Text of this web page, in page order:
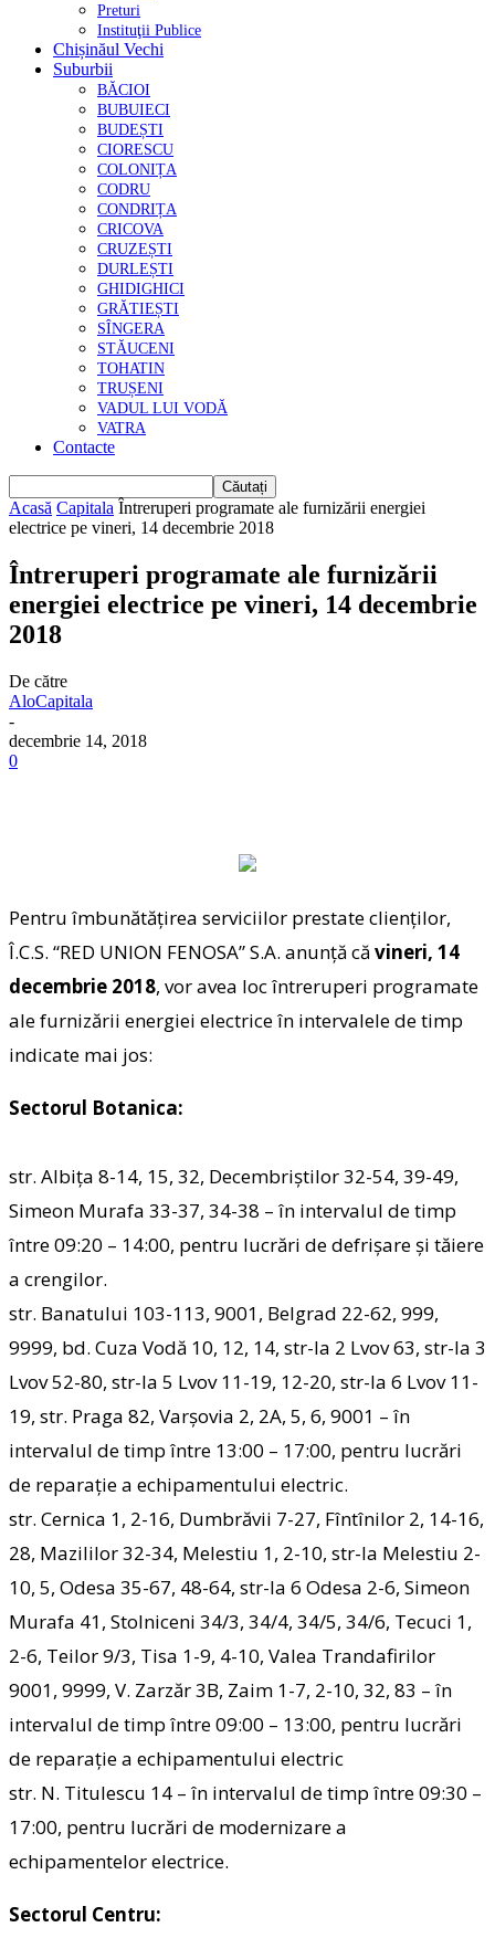
Preturi
Instituţii Publice
Chișinăul Vechi
Suburbii
BĂCIOI
BUBUIECI
BUDEȘTI
CIORESCU
COLONIȚA
CODRU
CONDRIȚA
CRICOVA
CRUZEȘTI
DURLEȘTI
GHIDIGHICI
GRĂTIEȘTI
SÎNGERA
STĂUCENI
TOHATIN
TRUȘENI
VADUL LUI VODĂ
VATRA
Contacte
Acasă Capitala Întreruperi programate ale furnizării energiei
electrice pe vineri, 14 decembrie 2018
Întreruperi programate ale furnizării
energiei electrice pe vineri, 14 decembrie
2018
De către
AloCapitala
-
decembrie 14, 2018
0
Pentru îmbunătăţirea serviciilor prestate clienţilor,
Î.C.S. “RED UNION FENOSA” S.A. anunţă că vineri, 14
decembrie 2018, vor avea loc întreruperi programate
ale furnizării energiei electrice în intervalele de timp
indicate mai jos:
Sectorul Botanica:
str. Albița 8-14, 15, 32, Decembriștilor 32-54, 39-49,
Simeon Murafa 33-37, 34-38 – în intervalul de timp
între 09:20 – 14:00, pentru lucrări de defrișare şi tăiere
a crengilor.
str. Banatului 103-113, 9001, Belgrad 22-62, 999,
9999, bd. Cuza Vodă 10, 12, 14, str-la 2 Lvov 63, str-la 3
Lvov 52-80, str-la 5 Lvov 11-19, 12-20, str-la 6 Lvov 11-
19, str. Praga 82, Varșovia 2, 2A, 5, 6, 9001 – în
intervalul de timp între 13:00 – 17:00, pentru lucrări
de reparaţie a echipamentului electric.
str. Cernica 1, 2-16, Dumbrăvii 7-27, Fîntînilor 2, 14-16,
28, Mazililor 32-34, Melestiu 1, 2-10, str-la Melestiu 2-
10, 5, Odesa 35-67, 48-64, str-la 6 Odesa 2-6, Simeon
Murafa 41, Stolniceni 34/3, 34/4, 34/5, 34/6, Tecuci 1,
2-6, Teilor 9/3, Tisa 1-9, 4-10, Valea Trandafirilor
9001, 9999, V. Zarzăr 3B, Zaim 1-7, 2-10, 32, 83 – în
intervalul de timp între 09:00 – 13:00, pentru lucrări
de reparaţie a echipamentului electric
str. N. Titulescu 14 – în intervalul de timp între 09:30 –
17:00, pentru lucrări de modernizare a
echipamentelor electrice.
Sectorul Centru: